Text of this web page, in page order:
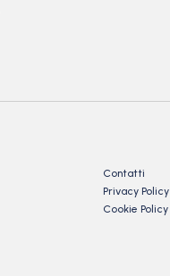
Contatti
Privacy Policy
Cookie Policy